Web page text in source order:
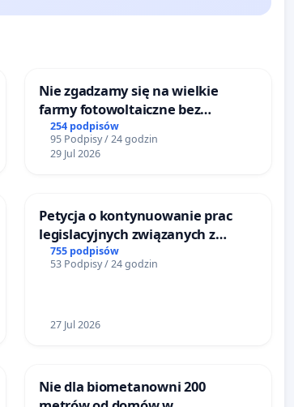
Nie zgadzamy się na wielkie
farmy fotowoltaiczne bez
rzetelnych analiz i akceptacji
mieszkańców
254 podpisów
95 Podpisy / 24 godzin
29 Jul 2026
Petycja o kontynuowanie prac
legislacyjnych związanych z
reformą prawa rodzinnego
755 podpisów
53 Podpisy / 24 godzin
27 Jul 2026
Nie dla biometanowni 200